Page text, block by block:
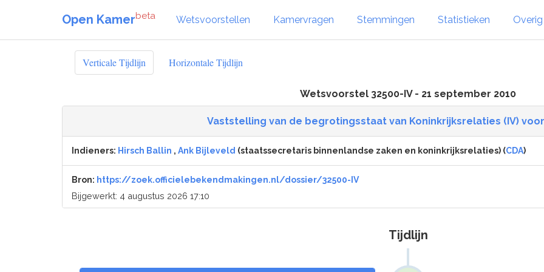
Open Kamerbeta Wetsvoorstellen Kamervragen Stemmingen Statistieken Overig
Verticale Tijdlijn Horizontale Tijdlijn
Wetsvoorstel 32500-IV - 21 september 2010
Vaststelling van de begrotingsstaat van Koninkrijksrelaties (IV) voor
Indieners: Hirsch Ballin , Ank Bijleveld (staatssecretaris binnenlandse zaken en koninkrijksrelaties) (CDA)
Bron: https://zoek.officielebekendmakingen.nl/dossier/32500-IV
Bijgewerkt: 4 augustus 2026 17:10
Tijdlijn